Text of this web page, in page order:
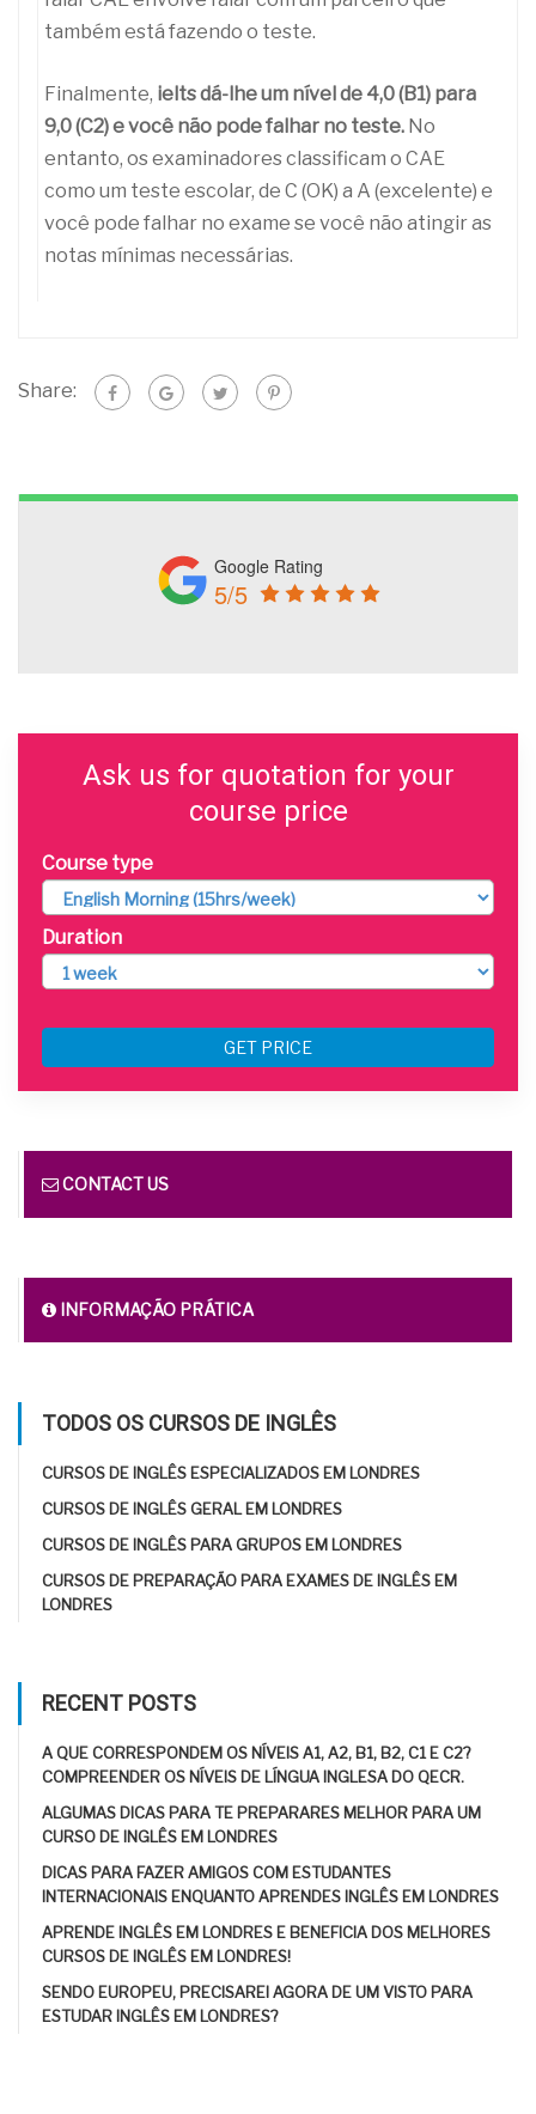
também está fazendo o teste.
Finalmente, ielts dá-lhe um nível de 4,0 (B1) para
9,0 (C2) e você não pode falhar no teste. No
entanto, os examinadores classificam o CAE
como um teste escolar, de C (OK) a A (excelente) e
você pode falhar no exame se você não atingir as
notas mínimas necessárias.
Share:
Google Rating
5/5
Ask us for quotation for your
course price
Course type
Duration
GET PRICE
CONTACT US
INFORMAÇÃO PRÁTICA
TODOS OS CURSOS DE INGLÊS
CURSOS DE INGLÊS ESPECIALIZADOS EM LONDRES
CURSOS DE INGLÊS GERAL EM LONDRES
CURSOS DE INGLÊS PARA GRUPOS EM LONDRES
CURSOS DE PREPARAÇÃO PARA EXAMES DE INGLÊS EM
LONDRES
RECENT POSTS
A QUE CORRESPONDEM OS NÍVEIS A1, A2, B1, B2, C1 E C2?
COMPREENDER OS NÍVEIS DE LÍNGUA INGLESA DO QECR.
ALGUMAS DICAS PARA TE PREPARARES MELHOR PARA UM
CURSO DE INGLÊS EM LONDRES
DICAS PARA FAZER AMIGOS COM ESTUDANTES
INTERNACIONAIS ENQUANTO APRENDES INGLÊS EM LONDRES
APRENDE INGLÊS EM LONDRES E BENEFICIA DOS MELHORES
CURSOS DE INGLÊS EM LONDRES!
SENDO EUROPEU, PRECISAREI AGORA DE UM VISTO PARA
ESTUDAR INGLÊS EM LONDRES?